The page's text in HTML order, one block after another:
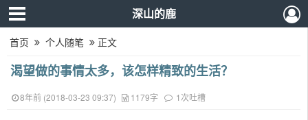
深山的鹿
首页 个人随笔 正文
渴望做的事情太多，该怎样精致的生活？
8年前 (2018-03-23 09:37) 1179字 1次吐槽